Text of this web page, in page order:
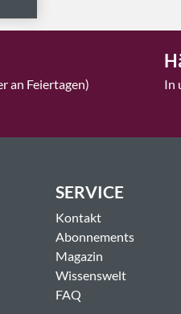
an Feiertagen)
In
SERVICE
Kontakt
Abonnements
Magazin
Wissenswelt
FAQ